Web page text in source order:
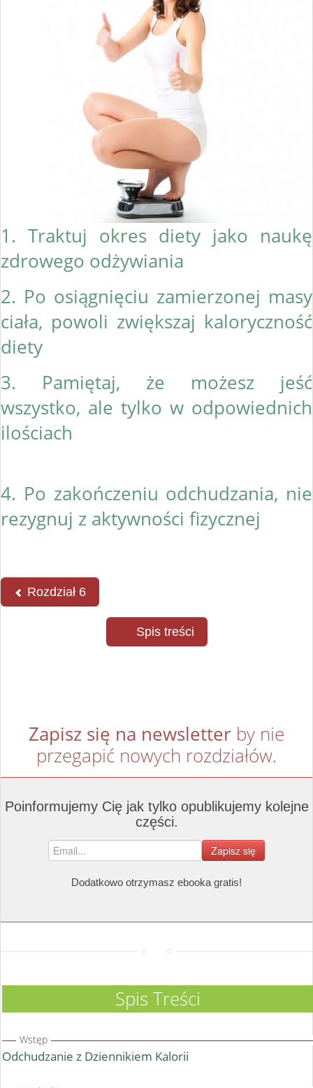
1. Traktuj okres diety jako naukę
zdrowego odżywiania
2. Po osiągnięciu zamierzonej masy
ciała, powoli zwiększaj kaloryczność
diety
3. Pamiętaj, że możesz jeść
wszystko, ale tylko w odpowiednich
ilościach
4. Po zakończeniu odchudzania, nie
rezygnuj z aktywności fizycznej
Rozdział 6
Spis treści
Zapisz się na newsletter by nie
przegapić nowych rozdziałów.
Poinformujemy Cię jak tylko opublikujemy kolejne
części.
Zapisz się
Dodatkowo otrzymasz ebooka gratis!
Spis Treści
Wstęp
Odchudzanie z Dziennikiem Kalorii